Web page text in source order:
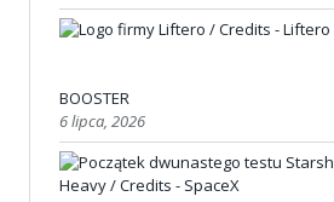
BOOSTER
6 lipca, 2026